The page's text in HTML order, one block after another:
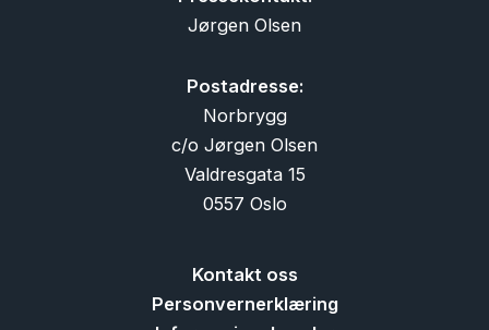
Jørgen Olsen
Postadresse:
Norbrygg
c/o Jørgen Olsen
Valdresgata 15
0557 Oslo
Kontakt oss
Personvernerklæring